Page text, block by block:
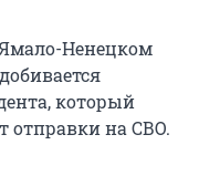
Ненецком
который
отправки на СВО.